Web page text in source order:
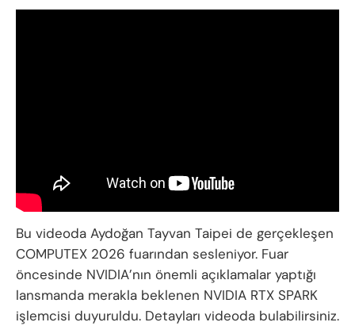
Bu videoda Aydoğan Tayvan Taipei de gerçekleşen
COMPUTEX 2026 fuarından sesleniyor. Fuar
öncesinde NVIDIA’nın önemli açıklamalar yaptığı
lansmanda merakla beklenen NVIDIA RTX SPARK
işlemcisi duyuruldu. Detayları videoda bulabilirsiniz.